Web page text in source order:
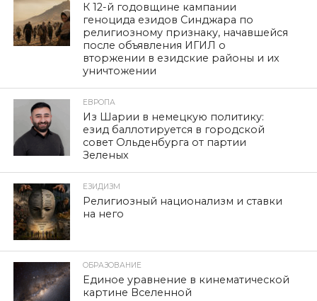
К 12-й годовщине кампании
геноцида езидов Синджара по
религиозному признаку, начавшейся
после объявления ИГИЛ о
вторжении в езидские районы и их
уничтожении
ЕВРОПА
Из Шарии в немецкую политику:
езид баллотируется в городской
совет Ольденбурга от партии
Зеленых
ЕЗИДИЗМ
Религиозный национализм и ставки
на него
ОБРАЗОВАНИЕ
Единое уравнение в кинематической
картине Вселенной